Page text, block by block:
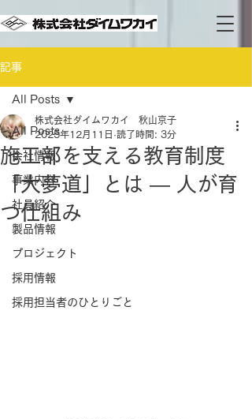
記事
All Posts
会社情報
事業内容
社員紹介
製品情報
プロジェクト
採用情報
採用担当者のひとりごと
All Posts
施工部を支える教育制度
「大夢道」とは ― 人が育
つ仕組み
株式会社ダイムワカイ 秋山京子
2025年12月11日 読了時間: 3分